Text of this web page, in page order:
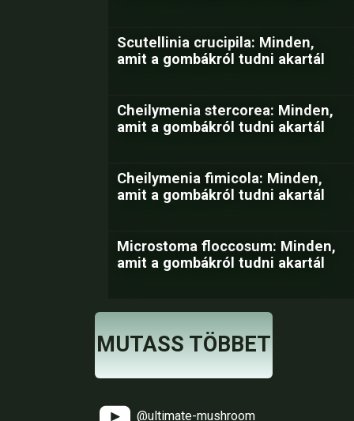
Scutellinia crucipila: Minden,
amit a gombákról tudni akartál
Cheilymenia stercorea: Minden,
amit a gombákról tudni akartál
Cheilymenia fimicola: Minden,
amit a gombákról tudni akartál
Microstoma floccosum: Minden,
amit a gombákról tudni akartál
MUTASS TÖBBET
@ultimate-mushroom